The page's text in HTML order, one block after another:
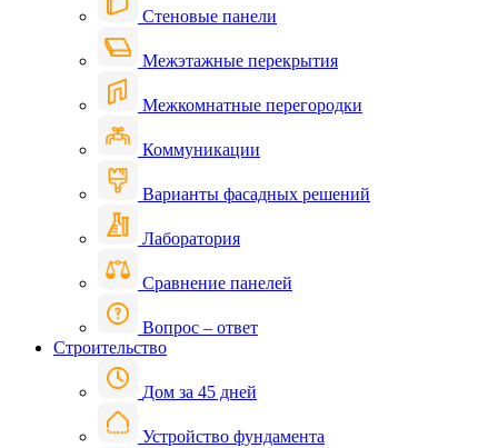
Стеновые панели
Межэтажные перекрытия
Межкомнатные перегородки
Коммуникации
Варианты фасадных решений
Лаборатория
Сравнение панелей
Вопрос – ответ
Строительство
Дом за 45 дней
Устройство фундамента